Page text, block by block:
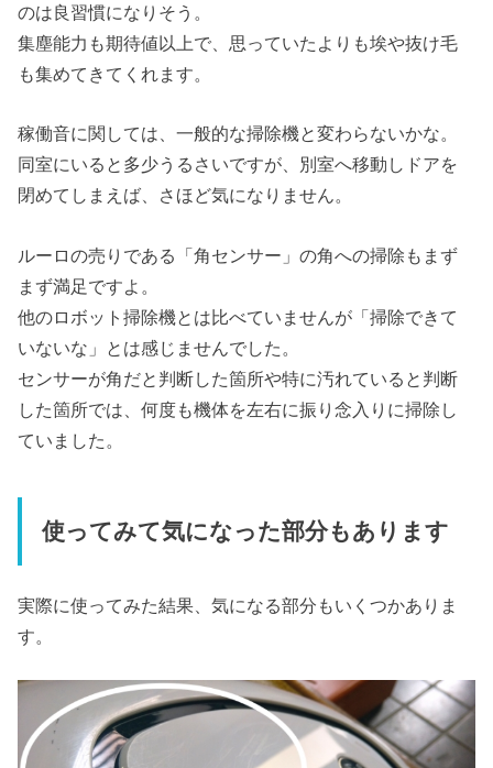
のは良習慣になりそう。
集塵能力も期待値以上で、思っていたよりも埃や抜け毛
も集めてきてくれます。
稼働音に関しては、一般的な掃除機と変わらないかな。
同室にいると多少うるさいですが、別室へ移動しドアを
閉めてしまえば、さほど気になりません。
ルーロの売りである「角センサー」の角への掃除もまず
まず満足ですよ。
他のロボット掃除機とは比べていませんが「掃除できて
いないな」とは感じませんでした。
センサーが角だと判断した箇所や特に汚れていると判断
した箇所では、何度も機体を左右に振り念入りに掃除し
ていました。
使ってみて気になった部分もあります
実際に使ってみた結果、気になる部分もいくつかありま
す。